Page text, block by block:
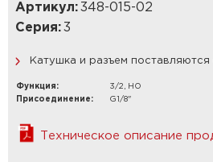
Артикул: 348-015-02
Серия: 3
Катушка и разъем поставляются
Функция:
3/2, НО
Присоединение:
G1/8"
Техническое описание